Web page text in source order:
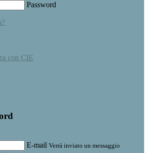
Password
con CIE
E-mail Verrà inviato un messaggio